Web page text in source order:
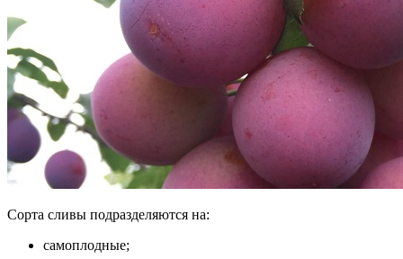
Сорта сливы подразделяются на:
самоплодные;